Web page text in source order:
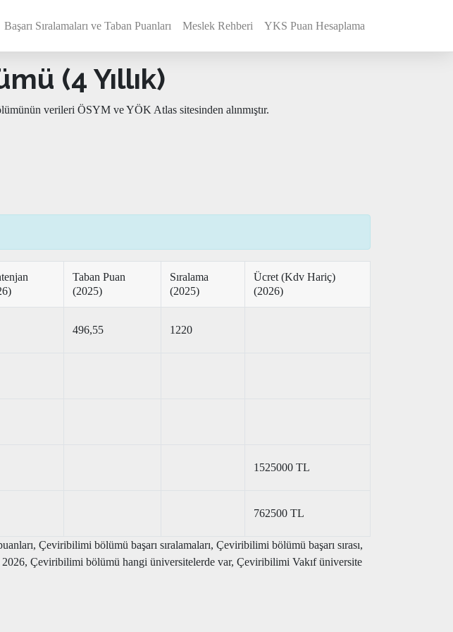
Başarı Sıralamaları ve Taban Puanları Meslek Rehberi YKS Puan Hesaplama
(4 Yıllık)
verileri ÖSYM ve YÖK Atlas sitesinden alınmıştır.
Taban Puan
(2025)
Sıralama
(2025)
Ücret (Kdv Hariç)
(2026)
496,55 1220
1525000 TL
762500 TL
Çeviribilimi bölümü başarı sıralamaları, Çeviribilimi bölümü başarı sırası,
Çeviribilimi bölümü hangi üniversitelerde var, Çeviribilimi Vakıf üniversite